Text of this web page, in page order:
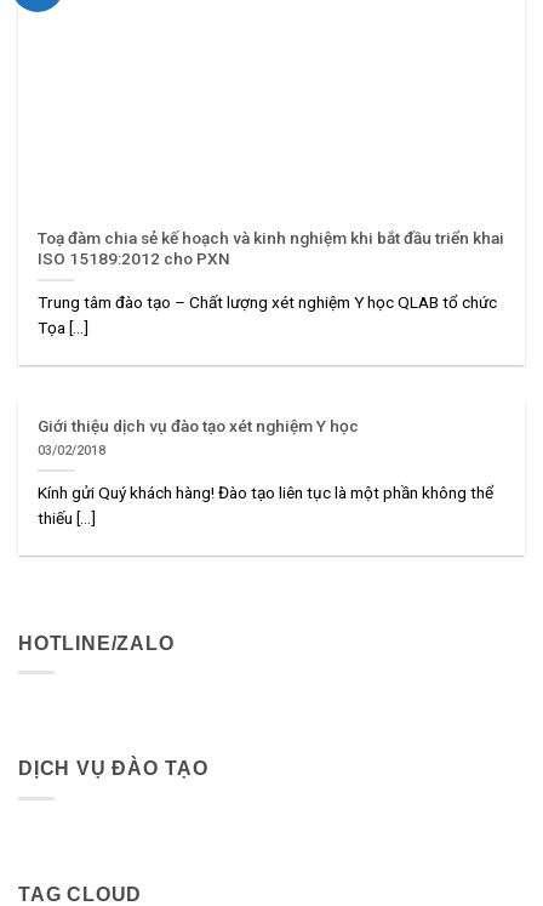
Toạ đàm chia sẻ kế hoạch và kinh nghiệm khi bắt đầu triển khai
ISO 15189:2012 cho PXN
Trung tâm đào tạo – Chất lượng xét nghiệm Y học QLAB tổ chức
Tọa [...]
Giới thiệu dịch vụ đào tạo xét nghiệm Y học
03/02/2018
Kính gửi Quý khách hàng! Đào tạo liên tục là một phần không thể
thiếu [...]
HOTLINE/ZALO
DỊCH VỤ ĐÀO TẠO
TAG CLOUD